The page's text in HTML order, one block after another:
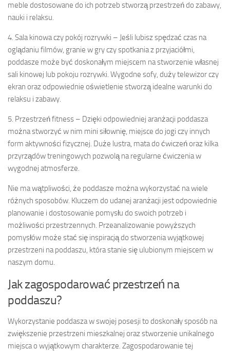
meble dostosowane do ich potrzeb stworzą przestrzeń do zabawy,
nauki i relaksu.
4. Sala kinowa czy pokój rozrywki – Jeśli lubisz spędzać czas na
oglądaniu filmów, granie w gry czy spotkania z przyjaciółmi,
poddasze może być doskonałym miejscem na stworzenie własnej
sali kinowej lub pokoju rozrywki. Wygodne sofy, duży telewizor czy
ekran oraz odpowiednie oświetlenie stworzą idealne warunki do
relaksu i zabawy.
5. Przestrzeń fitness – Dzięki odpowiedniej aranżacji poddasza
można stworzyć w nim mini siłownię, miejsce do jogi czy innych
form aktywności fizycznej. Duże lustra, mata do ćwiczeń oraz kilka
przyrządów treningowych pozwolą na regularne ćwiczenia w
wygodnej atmosferze.
Nie ma wątpliwości, że poddasze można wykorzystać na wiele
różnych sposobów. Kluczem do udanej aranżacji jest odpowiednie
planowanie i dostosowanie pomysłu do swoich potrzeb i
możliwości przestrzennych. Przeanalizowanie powyższych
pomysłów może stać się inspiracją do stworzenia wyjątkowej
przestrzeni na poddaszu, która stanie się ulubionym miejscem w
naszym domu.
Jak zagospodarować przestrzeń na
poddaszu?
Wykorzystanie poddasza w swojej posesji to doskonały sposób na
zwiększenie przestrzeni mieszkalnej oraz stworzenie unikalnego
miejsca o wyjątkowym charakterze. Zagospodarowanie tej